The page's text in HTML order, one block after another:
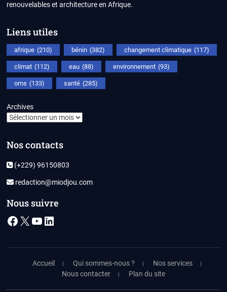
renouvelables et architecture en Afrique.
Liens utiles
afrique (210) bénin (382) changement climatique (117)
climat (112) eau (88) environnement (93)
oms (133) santé (285)
Archives
Nos contacts
(+229) 96150803
redaction@miodjou.com
Nous suivre
Facebook
X YouTube
LinkedIn
Accueil Qui sommes-nous ?
Nos services
Nous contacter
Plan du site